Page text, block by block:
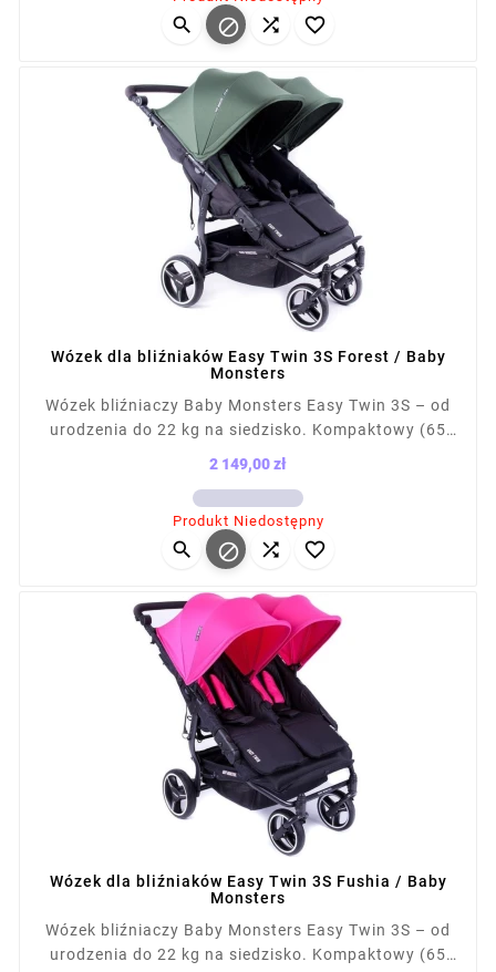
po złożeniu: 87×65×28 cm.
   
Wózek dla bliźniaków Easy Twin 3S Forest / Baby
Monsters
Wózek bliźniaczy Baby Monsters Easy Twin 3S – od
urodzenia do 22 kg na siedzisko. Kompaktowy (65
cm szer.), łatwy do prowadzenia, mieści się w
drzwiach i windach. Składany na płasko, z kołami
terenowymi i amortyzacją. Kompatybilny z fotelikami
(ponad 12 konfiguracji). Waga z siedziskiem: 13,1 kg,
po złożeniu: 87×65×28 cm.
2 149,00 zł
Produkt Niedostępny
   
Wózek dla bliźniaków Easy Twin 3S Fushia / Baby
Monsters
Wózek bliźniaczy Baby Monsters Easy Twin 3S – od
urodzenia do 22 kg na siedzisko. Kompaktowy (65